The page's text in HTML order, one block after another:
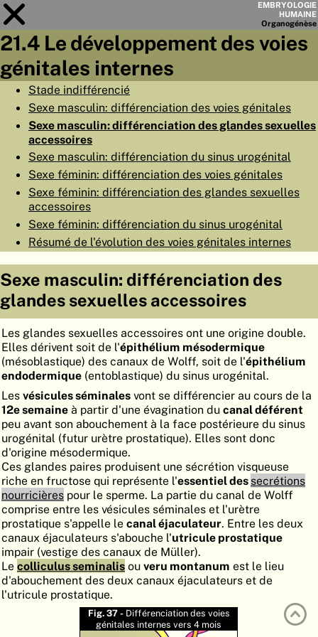
EMBRYOLOGIE
HUMAINE
Organogénèse
LISTE DES CHAPITRES
OBJECTIFS
◀PAGES▶
ACCUEIL
EMBRYOGÉNÈSE
ORGANOGÉNÈSE
ATLASEMBRYOLOGY
RECHERCHER
AIDE
EN
21.4 Le développement des voies
génitales internes
Stade indifférencié
Sexe masculin: différenciation des voies génitales
Sexe masculin: différenciation des glandes sexuelles
accessoires
Sexe masculin: différenciation du sinus urogénital
Sexe féminin: différenciation des voies génitales
Sexe féminin: différenciation des glandes sexuelles
accessoires
Sexe féminin: différenciation du sinus urogénital
Résumé de l'évolution des voies génitales internes
Sexe masculin: différenciation des
glandes sexuelles accessoires
Les glandes sexuelles accessoires ont une origine double.
Elles dérivent soit de l'épithélium mésodermique
(mésoblastique) des canaux de Wolff, soit de l'épithélium
endodermique (entoblastique) du sinus urogénital.
Les vésicules séminales vont se différencier au cours de la
12e semaine à partir d'une évagination du canal déférent
peu avant son abouchement à la face postérieure du sinus
urogénital (futur urètre prostatique). Elles sont donc
d'origine mésodermique.
Ces glandes paires produisent une sécrétion visqueuse
riche en fructose qui représente l'essentiel des secrétions
nourricières pour le sperme. La partie du canal de Wolff
comprise entre les vésicules séminales et l'urètre
prostatique s'appelle le canal éjaculateur. Entre les deux
canaux éjaculateurs s'abouche l'utricule prostatique
impair (vestige des canaux de Müller).
Le colliculus seminalis ou veru montanum est le lieu
d'abouchement des deux canaux éjaculateurs et de
l'utricule prostatique.
Fig. 37 - Différenciation des voies
génitales internes vers 4 mois